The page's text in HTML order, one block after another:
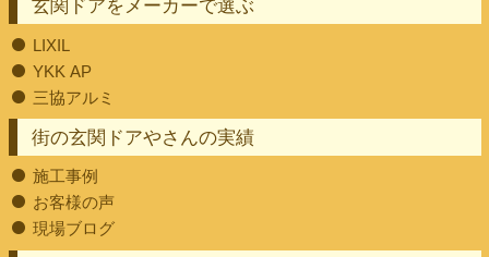
街の玄関ドアやさんの実績
施工事例
お客様の声
現場ブログ
玄関ドアをメーカーで選ぶ
LIXIL
YKK AP
三協アルミ